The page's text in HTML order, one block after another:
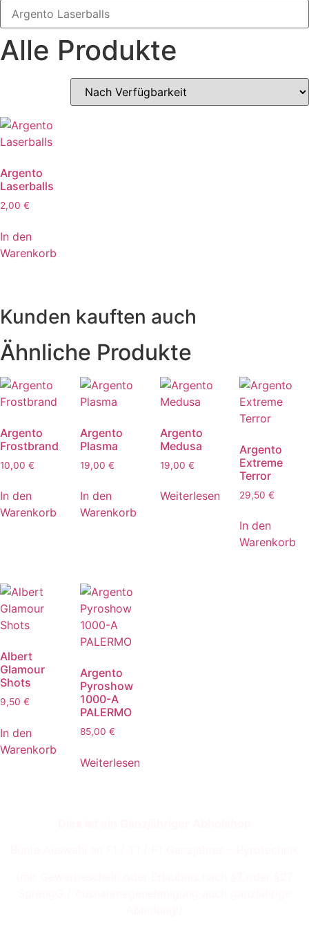
Alle Produkte
Argento
Laserballs
2,00 €
In den
Warenkorb
Kunden kauften auch
Ähnliche Produkte
Argento
Frostbrand
10,00 €
In den
Warenkorb
Argento
Plasma
19,00 €
In den
Warenkorb
Argento
Medusa
19,00 €
Weiterlesen
Argento
Extreme
Terror
29,50€
In den
Warenkorb
Albert
Glamour
Shots
9,50 €
In den
Warenkorb
Argento
Pyroshow
1000-A
PALERMO
85,00 €
Weiterlesen